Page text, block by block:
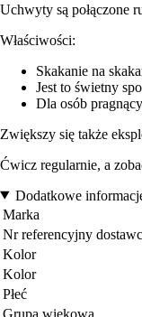
Uchwyty są połączone
Właściwości:
Skakanie na
Jest to świetny
Dla osób
Zwiększy się także
Ćwicz regularnie, a
Dodatkowe
Marka
Nr referencyjny
Kolor
Kolor
Płeć
Grupa wiekowa